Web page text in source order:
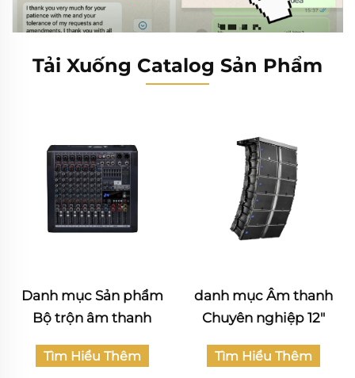
Tải Xuống Catalog Sản Phẩm
danh mục Âm thanh
Chuyên nghiệp 12"
Tìm Hiểu Thêm
Katalog sản phẩm Âm
thanh Dân dụng
Tìm Hiểu Thêm